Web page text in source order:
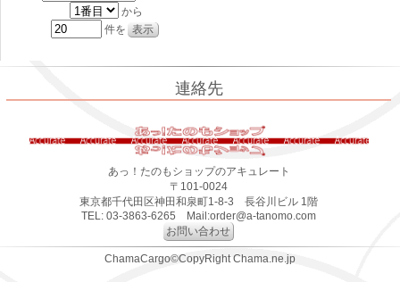
から
件を
連絡先
あっ！たのもショップのアキュレート
〒101-0024
東京都千代田区神田和泉町1-8-3 長谷川ビル 1階
TEL: 03-3863-6265 Mail:order@a-tanomo.com
お問い合わせ
ChamaCargo©CopyRight Chama.ne.jp